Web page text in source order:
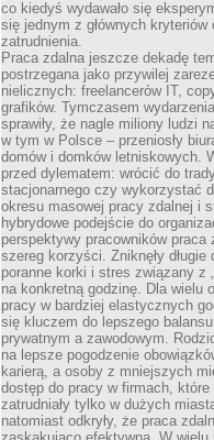
co kiedyś wydawało się
się jednym z głównych kryteriów
zatrudnienia.
Praca zdalna jeszcze dekadę
postrzegana jako przywilej
nielicznych: freelancerów IT,
grafików. Tymczasem
sprawiły, że nagle miliony ludzi
w tym w Polsce – przeniosły
domów i domków letniskowych.
przed dylematem: wrócić do
stacjonarnego czy wykorzystać
okresu masowej pracy zdalnej i
hybrydowe podejście do
perspektywy pracowników praca
szereg korzyści. Zniknęły długie
poranne korki i stres związany z
na konkretną godzinę. Dla wielu
pracy w bardziej elastycznych
się kluczem do lepszego
prywatnym a zawodowym.
na lepsze pogodzenie
karierą, a osoby z mniejszych
dostęp do pracy w firmach, które
zatrudniały tylko w dużych
natomiast odkryły, że praca